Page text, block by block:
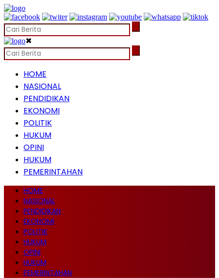
✖
HOME
NASIONAL
PENDIDIKAN
EKONOMI
POLITIK
HUKUM
OPINI
HUKUM
PEMERINTAHAN
HOME
NASIONAL
PENDIDIKAN
EKONOMI
POLITIK
HUKUM
OPINI
HUKUM
PEMERINTAHAN